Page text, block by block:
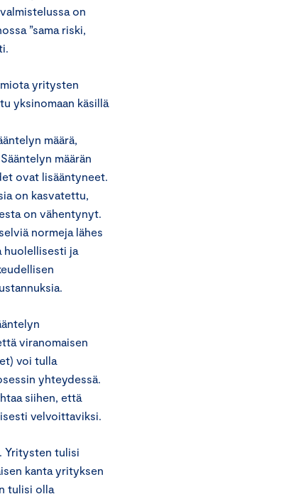
on
”sama riski,
yritysten
yksinomaan käsillä
määrä,
määrän
ovat lisääntyneet.
on kasvatettu,
on vähentynyt.
normeja lähes
huolellisesti ja
viranomaisen
voi tulla
yhteydessä.
siihen, että
velvoittaviksi.
Yritysten tulisi
kanta yrityksen
tulisi olla